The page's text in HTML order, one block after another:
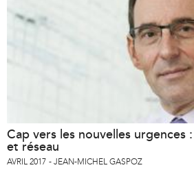
Cap vers les nouvelles urgences
et réseau
AVRIL 2017 JEAN-MICHEL GASPOZ